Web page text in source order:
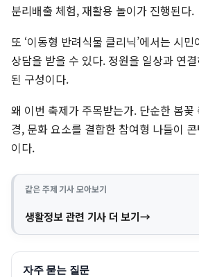
분리배출 체험, 재활용 놀이가 진행된다.
또 ‘이동형 반려식물 클리닉’에서는 시
상담을 받을 수 있다. 정원을 일상과 연
된 구성이다.
왜 이번 축제가 주목받는가. 단순한 봄
경, 문화 요소를 결합한 참여형 나들이
이다.
같은 주제 기사 모아보기
생활정보 관련 기사 더 보기
자주 묻는 질문